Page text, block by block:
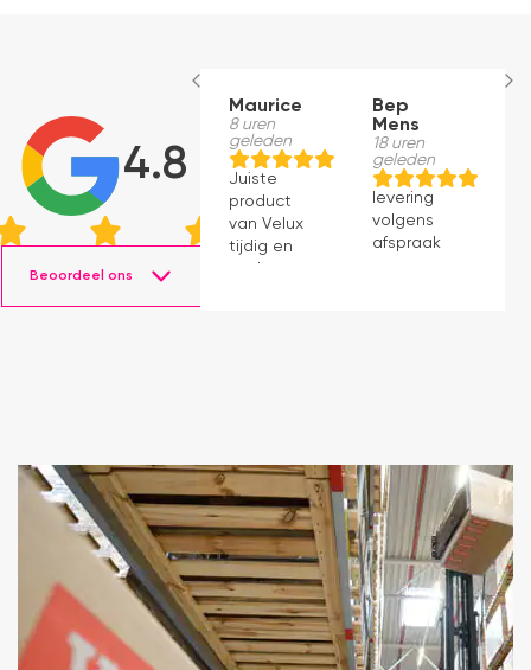
4.8
Beoordeel ons
Maurice
8 uren
geleden
Juiste
product
van Velux
tijdig en
Bep
Mens
18 uren
geleden
levering
volgens
afspraak